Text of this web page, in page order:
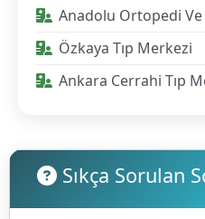
Anadolu Ortopedi
Özkaya Tıp Merkezi
Ankara Cerrahi Tıp
Sıkça Sorulan